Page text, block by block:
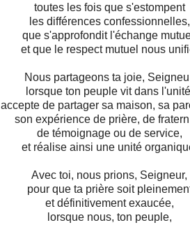
toutes les fois que s'estompent
les différences confessionnelles,
que s'approfondit l'échange
et que le respect mutuel nous
Nous partageons ta joie,
lorsque ton peuple vit dans
accepte de partager sa maison, sa
son expérience de prière, de
de témoignage ou de service,
et réalise ainsi une unité
Avec toi, nous prions, Seigneur,
pour que ta prière soit
et définitivement exaucée,
lorsque nous, ton peuple,